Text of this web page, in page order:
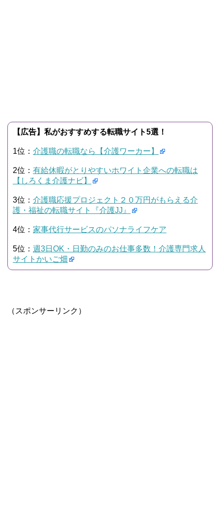
【広告】私がおすすめする転職サイト5選！
1位： 介護職の転職なら【介護ワーカー】
2位： 有給休暇がとりやすいホワイト企業への転職は
【しろくま介護ナビ】
3位： 介護職応援プロジェクト２０万円がもらえる介
護・福祉の転職サイト『介護JJ』
4位： 家事代行サービスのパソナライフケア
5位： 週3日OK・日勤のみのお仕事多数！介護専門求人
サイトかいご畑
（スポンサーリンク）